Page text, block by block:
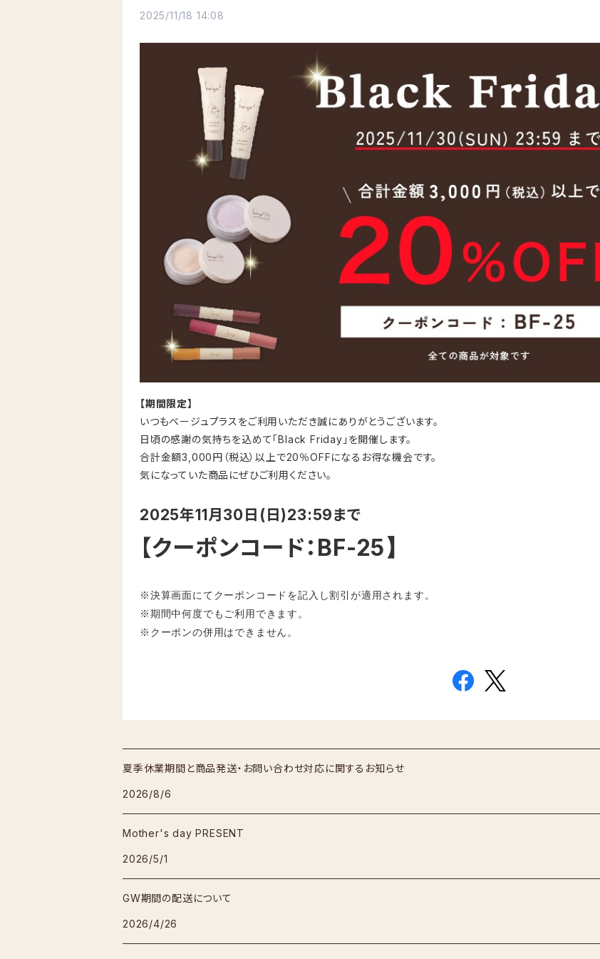
2025/11/18 14:08
【期間限定】
いつもベージュプラスをご利用いただき誠にありがとうございます。
日頃の感謝の気持ちを込めて「Black Friday」を開催します。
合計金額3,000円（税込）以上で20％OFFになるお得な機会です。
気になっていた商品にぜひご利用ください。
2025年11月30日(日)23:59まで
【クーポンコード：BF-25 】
※決算画面にてクーポンコードを記入し割引が適用されます。
※期間中何度でもご利用できます。
※クーポンの併用はできません。
夏季休業期間と商品発送・お問い合わせ対応に関するお知らせ
2026/8/6
Mother's day PRESENT
2026/5/1
GW期間の配送について
2026/4/26